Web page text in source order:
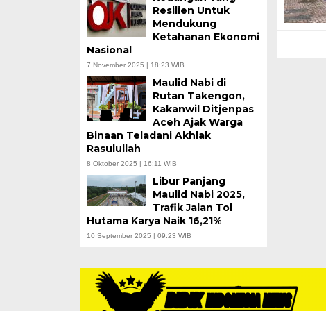
Resilien Untuk
Mendukung
Ketahanan Ekonomi
Nasional
7 November 2025 | 18:23 WIB
Maulid Nabi di
Rutan Takengon,
Kakanwil Ditjenpas
Aceh Ajak Warga
Binaan Teladani Akhlak
Rasulullah
8 Oktober 2025 | 16:11 WIB
Libur Panjang
Maulid Nabi 2025,
Trafik Jalan Tol
Hutama Karya Naik 16,21%
10 September 2025 | 09:23 WIB